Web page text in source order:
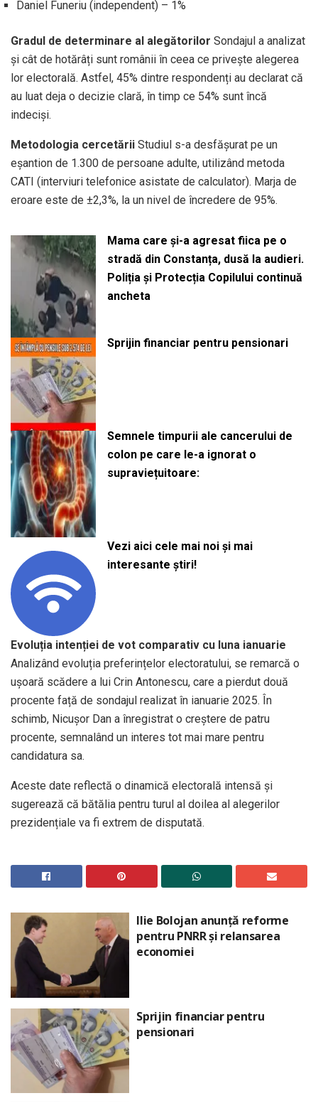
Daniel Funeriu (independent) – 1%
Gradul de determinare al alegătorilor Sondajul a analizat
și cât de hotărâți sunt românii în ceea ce privește alegerea
lor electorală. Astfel, 45% dintre respondenți au declarat că
au luat deja o decizie clară, în timp ce 54% sunt încă
indeciși.
Metodologia cercetării Studiul s-a desfășurat pe un
eșantion de 1.300 de persoane adulte, utilizând metoda
CATI (interviuri telefonice asistate de calculator). Marja de
eroare este de ±2,3%, la un nivel de încredere de 95%.
Mama care și-a agresat fiica pe o
stradă din Constanța, dusă la audieri.
Poliția și Protecția Copilului continuă
ancheta
Sprijin financiar pentru pensionari
Semnele timpurii ale cancerului de
colon pe care le-a ignorat o
supraviețuitoare:
Vezi aici cele mai noi și mai
interesante știri!
Evoluția intenției de vot comparativ cu luna ianuarie
Analizând evoluția preferințelor electoratului, se remarcă o
ușoară scădere a lui Crin Antonescu, care a pierdut două
procente față de sondajul realizat în ianuarie 2025. În
schimb, Nicușor Dan a înregistrat o creștere de patru
procente, semnalând un interes tot mai mare pentru
candidatura sa.
Aceste date reflectă o dinamică electorală intensă și
sugerează că bătălia pentru turul al doilea al alegerilor
prezidențiale va fi extrem de disputată.
Ilie Bolojan anunță reforme
pentru PNRR și relansarea
economiei
Sprijin financiar pentru
pensionari